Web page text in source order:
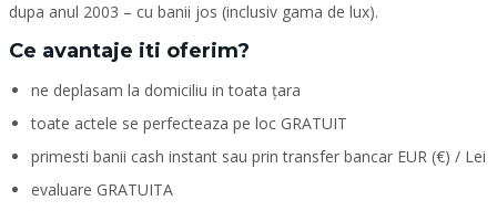
dupa anul 2003 – cu banii jos (inclusiv gama de lux).
Ce avantaje iti oferim?
ne deplasam la domiciliu in toata țara
toate actele se perfecteaza pe loc GRATUIT
primesti banii cash instant sau prin transfer bancar EUR (€) / Lei
evaluare GRATUITA